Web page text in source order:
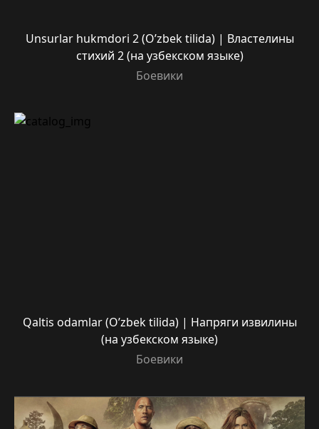
Unsurlar hukmdori 2 (O’zbek tilida) | Властелины
стихий 2 (на узбекском языке)
Боевики
Qaltis odamlar (O’zbek tilida) | Напряги извилины
(на узбекском языке)
Боевики